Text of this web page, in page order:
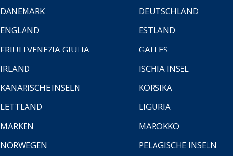
DÄNEMARK DEUTSCHLAND
ENGLAND ESTLAND
FRIULI VENEZIA GIULIA GALLES
IRLAND ISCHIA INSEL
KANARISCHE INSELN KORSIKA
LETTLAND LIGURIA
MARKEN MAROKKO
NORWEGEN PELAGISCHE INSELN